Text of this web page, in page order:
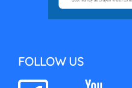
FOLLOW US